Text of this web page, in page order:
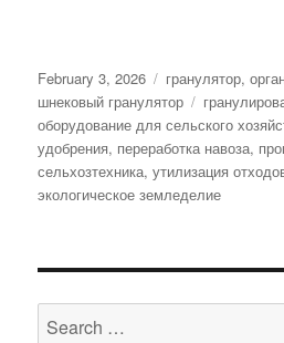
Posted
on
February 3, 2026 Categories
гранулятор,
шнековый гранулятор
Tags
оборудование для сельского
удобрения, переработка навоза,
сельхозтехника,утилизация
экологическое земледелие
Search